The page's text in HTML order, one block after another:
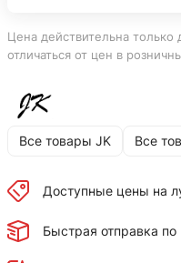
Цена действительна
отличаться от цен в
Все товары JK Все
Доступные цены на
Быстрая отправка